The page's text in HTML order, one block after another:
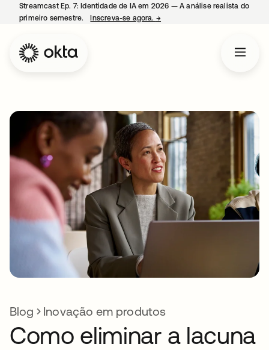
Streamcast Ep. 7: Identidade de IA em 2026 — A análise realista do
primeiro semestre.
Inscreva-se agora. →
Blog Inovação em produtos
Como eliminar a lacuna